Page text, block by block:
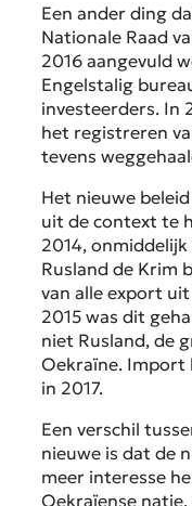
Een ander ding
Nationale Raad
2016 aangevuld
Engelstalig
investeerders. In
het registreren
tevens
Het nieuwe
uit de context te
2014,
Rusland de Krim
van alle export
2015 was dit
niet Rusland, de
Oekraïne. Import
in 2017.
Een verschil
nieuwe is dat de
meer interesse
Oekraïense